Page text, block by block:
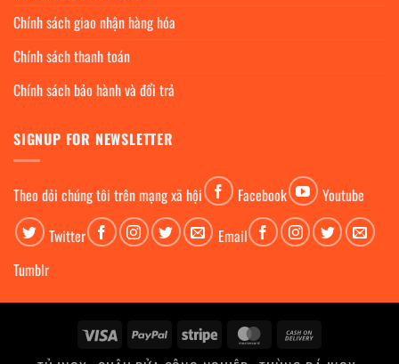
Chính sách giao nhận hàng hóa
Chính sách thanh toán
Chính sách bảo hành và đổi trả
SIGNUP FOR NEWSLETTER
Theo dỏi chúng tôi trên mạng xã hội Facebook
Youtube
Twitter
Email
Tumblr
Visa PayPal Stripe MasterCard